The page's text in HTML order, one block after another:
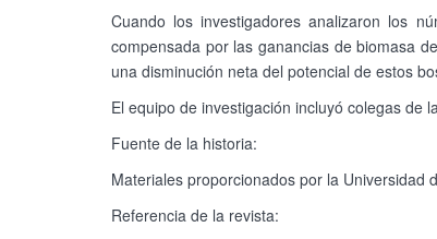
Cuando los investigadores analizaron los
compensada por las ganancias de biomasa
una disminución neta del potencial de estos
El equipo de investigación incluyó colegas de
Fuente de la historia:
Materiales proporcionados por la Universidad
Referencia de la revista: